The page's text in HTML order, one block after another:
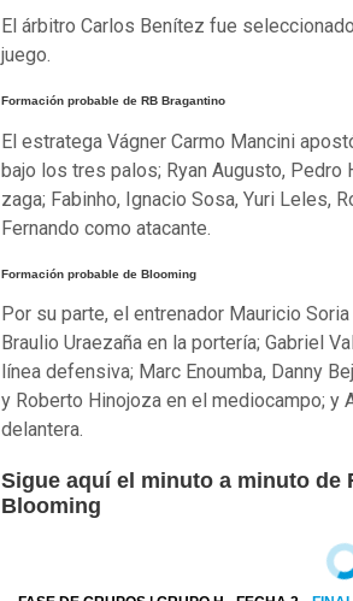
El árbitro Carlos Benítez fue
juego.
Formación probable de RB Bragantino
El estratega Vágner Carmo Mancini
bajo los tres palos; Ryan Augusto, Pedro
zaga; Fabinho, Ignacio Sosa, Yuri Leles,
Fernando como atacante.
Formación probable de Blooming
Por su parte, el entrenador Mauricio
Braulio Uraezaña en la portería; Gabriel
línea defensiva; Marc Enoumba, Danny
y Roberto Hinojoza en el mediocampo; y
delantera.
Sigue aquí el minuto a minuto de
Blooming